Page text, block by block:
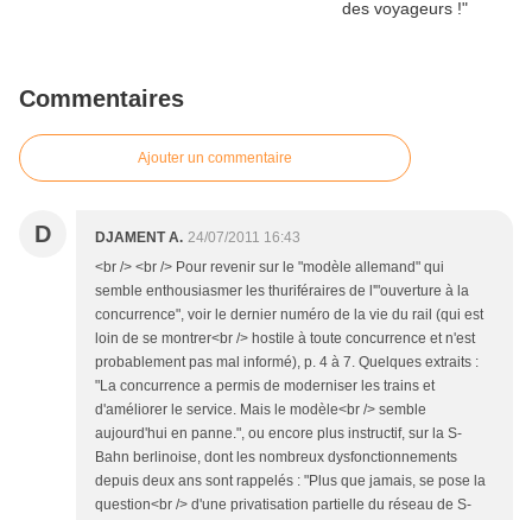
Commentaires
Ajouter un commentaire
D DJAMENT A. 24/07/2011 16:43
<br /> <br /> Pour revenir sur le "modèle allemand" qui
semble enthousiasmer les thuriféraires de l'"ouverture à la
concurrence", voir le dernier numéro de la vie du rail (qui est
loin de se montrer<br /> hostile à toute concurrence et n'est
probablement pas mal informé), p. 4 à 7. Quelques extraits :
"La concurrence a permis de moderniser les trains et
d'améliorer le service. Mais le modèle<br /> semble
aujourd'hui en panne.", ou encore plus instructif, sur la S-
Bahn berlinoise, dont les nombreux dysfonctionnements
depuis deux ans sont rappelés : "Plus que jamais, se pose la
question<br /> d'une privatisation partielle du réseau de S-